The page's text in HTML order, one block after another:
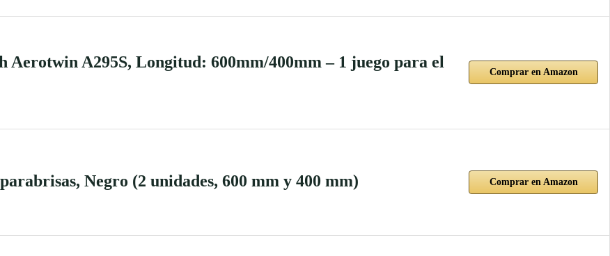
Aerotwin A295S, Longitud: 600mm/400mm – 1 juego para el
Comprar en Amazon
Negro (2 unidades, 600 mm y 400 mm)
Comprar en Amazon